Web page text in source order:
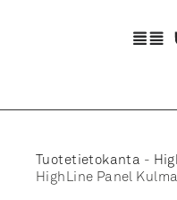
Tuotetietokanta -
HighLine Panel